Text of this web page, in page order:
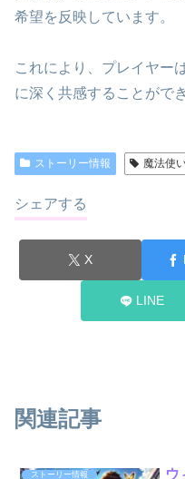
希望を反映しています。
これにより、プレイヤー
に深く共感することがで
ストーリー情報 魔法使
シェアする
X
LINE
関連記事
ストーリー情報
ウ